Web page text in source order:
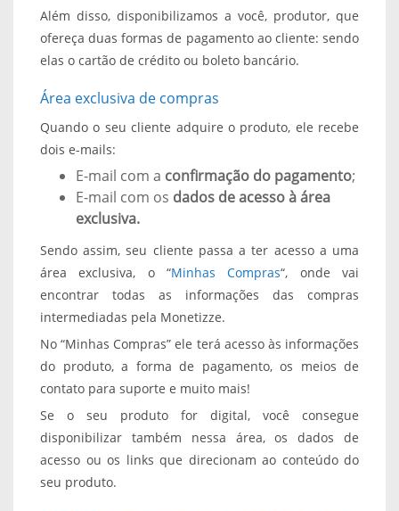
Além disso, disponibilizamos a você, produtor, que
ofereça duas formas de pagamento ao cliente: sendo
elas o cartão de crédito ou boleto bancário.
Área exclusiva de compras
Quando o seu cliente adquire o produto, ele recebe
dois e-mails:
E-mail com a confirmação do pagamento;
E-mail com os dados de acesso à área
exclusiva.
Sendo assim, seu cliente passa a ter acesso a uma
área exclusiva, o “Minhas Compras“, onde vai
encontrar todas as informações das compras
intermediadas pela Monetizze.
No “Minhas Compras” ele terá acesso às informações
do produto, a forma de pagamento, os meios de
contato para suporte e muito mais!
Se o seu produto for digital, você consegue
disponibilizar também nessa área, os dados de
acesso ou os links que direcionam ao conteúdo do
seu produto.